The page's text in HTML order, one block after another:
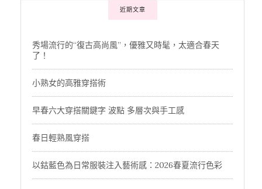
近期文章
秀場流行的“復古高尚風”，優雅又時髦，太適合春天
了！
小熟女的高雅穿搭術
早春六大穿搭關鍵字 波點 多層次與手工感
春日輕熟風穿搭
以鈷藍色為日常服裝注入藝術感：2026春夏流行色彩